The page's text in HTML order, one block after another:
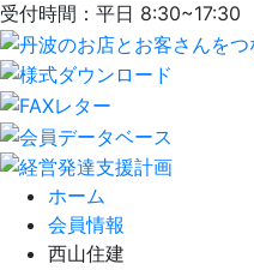
受付時間：平日 8:30~17:30
ホーム
会員情報
西山住建